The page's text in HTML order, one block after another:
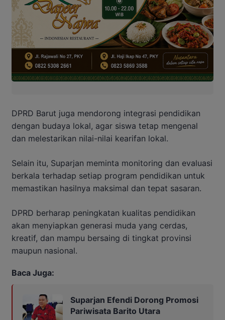
DPRD Barut juga mendorong integrasi pendidikan
dengan budaya lokal, agar siswa tetap mengenal
dan melestarikan nilai-nilai kearifan lokal.
Selain itu, Suparjan meminta monitoring dan evaluasi
berkala terhadap setiap program pendidikan untuk
memastikan hasilnya maksimal dan tepat sasaran.
DPRD berharap peningkatan kualitas pendidikan
akan menyiapkan generasi muda yang cerdas,
kreatif, dan mampu bersaing di tingkat provinsi
maupun nasional.
Baca Juga:
Suparjan Efendi Dorong Promosi
Pariwisata Barito Utara